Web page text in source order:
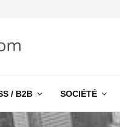
/ B2B SOCIÉTÉ